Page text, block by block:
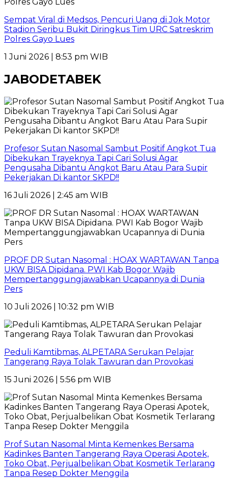
Sempat Viral di Medsos, Pencuri Uang di Jok Motor
Stadion Seribu Bukit Diringkus Tim URC Satreskrim
Polres Gayo Lues
1 Juni 2026 | 8:53 pm WIB
JABODETABEK
Profesor Sutan Nasomal Sambut Positif Angkot Tua
Dibekukan Trayeknya Tapi Cari Solusi Agar
Pengusaha Dibantu Angkot Baru Atau Para Supir
Pekerjakan Di kantor SKPD!!
16 Juli 2026 | 2:45 am WIB
PROF DR Sutan Nasomal : HOAX WARTAWAN Tanpa
UKW BISA Dipidana. PWI Kab Bogor Wajib
Mempertanggungjawabkan Ucapannya di Dunia
Pers
10 Juli 2026 | 10:32 pm WIB
Peduli Kamtibmas, ALPETARA Serukan Pelajar
Tangerang Raya Tolak Tawuran dan Provokasi
15 Juni 2026 | 5:56 pm WIB
Prof Sutan Nasomal Minta Kemenkes Bersama
Kadinkes Banten Tangerang Raya Operasi Apotek,
Toko Obat, Perjualbelikan Obat Kosmetik Terlarang
Tanpa Resep Dokter Menggila